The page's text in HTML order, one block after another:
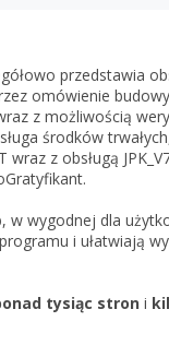
przedstawia
omówienie
z możliwością
środków
z obsługą
wygodnej dla
i ułatwiają
tysiąc stron i